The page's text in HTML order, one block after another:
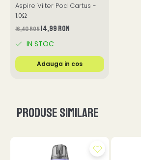
Aspire Vilter Pod Cartus -
1.0Ω
16,40 RON14,99 RON
IN STOC
Adauga in cos
Produse similare